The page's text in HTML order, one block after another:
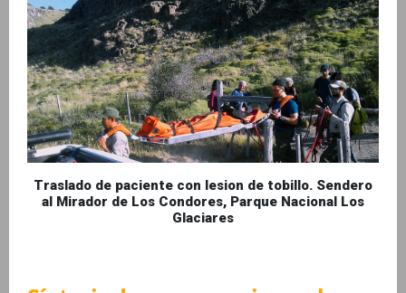
Traslado de paciente con lesion de tobillo. Sendero
al Mirador de Los Condores, Parque Nacional Los
Glaciares